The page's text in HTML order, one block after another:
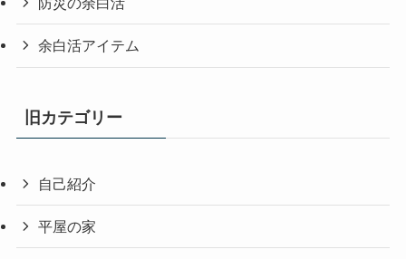
余白活アイテム
旧カテゴリー
自己紹介
平屋の家